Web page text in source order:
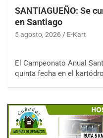
SANTIAGUEÑO: Se
en Santiago
5 agosto, 2026 E-Kart
El Campeonato Anual
quinta fecha en el